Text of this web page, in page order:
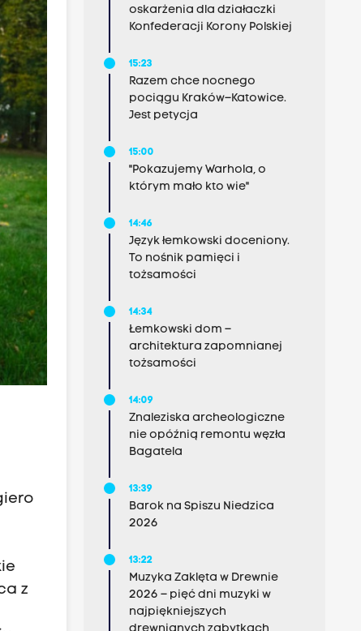
z
oskarżenia dla działaczki
Konfederacji Korony Polskiej
15:23
Razem chce nocnego
pociągu Kraków–Katowice.
Jest petycja
15:00
"Pokazujemy Warhola, o
którym mało kto wie"
14:46
Język łemkowski doceniony.
To nośnik pamięci i
tożsamości
14:34
Łemkowski dom –
architektura zapomnianej
tożsamości
14:09
Znaleziska archeologiczne
nie opóźnią remontu węzła
Bagatela
13:39
Barok na Spiszu Niedzica
2026
13:22
Muzyka Zaklęta w Drewnie
2026 – pięć dni muzyki w
najpiękniejszych